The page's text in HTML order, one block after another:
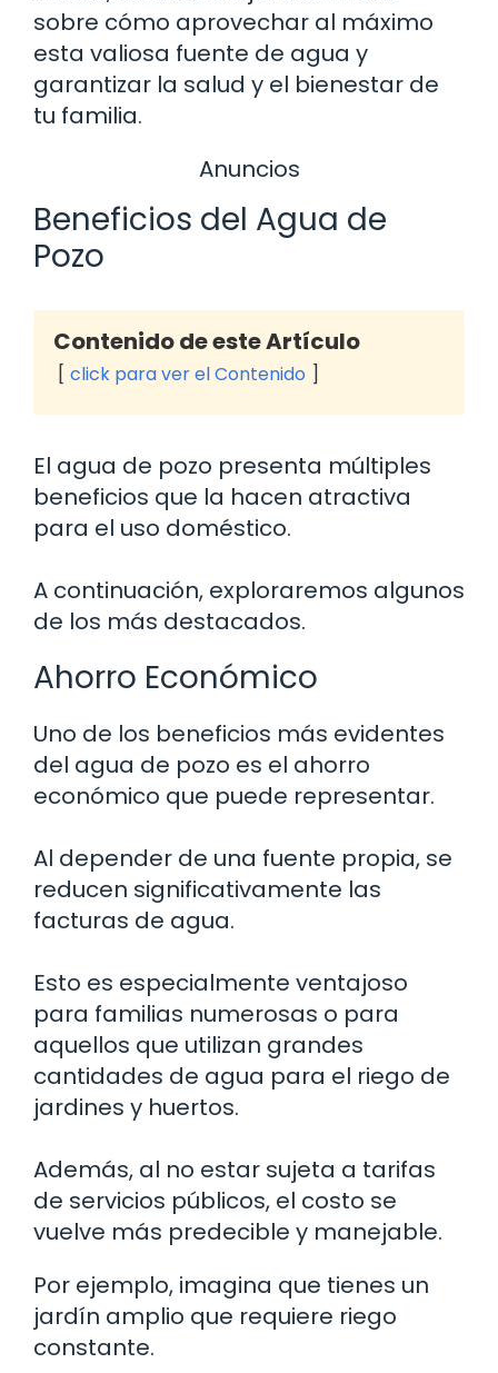
sobre cómo aprovechar al máximo
esta valiosa fuente de agua y
garantizar la salud y el bienestar de
tu familia.
Anuncios
Beneficios del Agua de
Pozo
Contenido de este Artículo
click para ver el Contenido
El agua de pozo presenta múltiples
beneficios que la hacen atractiva
para el uso doméstico.
A continuación, exploraremos algunos
de los más destacados.
Ahorro Económico
Uno de los beneficios más evidentes
del agua de pozo es el ahorro
económico que puede representar.
Al depender de una fuente propia, se
reducen significativamente las
facturas de agua.
Esto es especialmente ventajoso
para familias numerosas o para
aquellos que utilizan grandes
cantidades de agua para el riego de
jardines y huertos.
Además, al no estar sujeta a tarifas
de servicios públicos, el costo se
vuelve más predecible y manejable.
Por ejemplo, imagina que tienes un
jardín amplio que requiere riego
constante.